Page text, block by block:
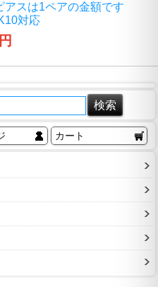
スは1ペアの金額です
対応
カート